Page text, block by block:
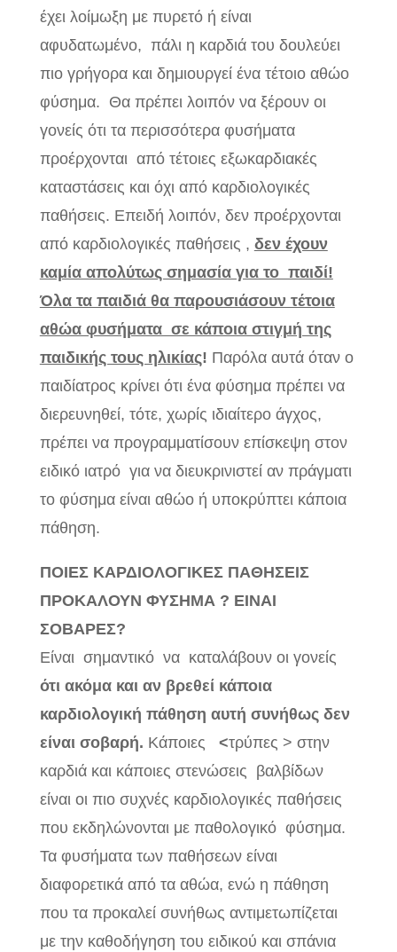
έχει λοίμωξη με πυρετό ή είναι
αφυδατωμένο, πάλι η καρδιά του δουλεύει
πιο γρήγορα και δημιουργεί ένα τέτοιο αθώο
φύσημα. Θα πρέπει λοιπόν να ξέρουν οι
γονείς ότι τα περισσότερα φυσήματα
προέρχονται από τέτοιες εξωκαρδιακές
καταστάσεις και όχι από καρδιολογικές
παθήσεις. Επειδή λοιπόν, δεν προέρχονται
από καρδιολογικές παθήσεις , δεν έχουν
καμία απολύτως σημασία για το παιδί!
Όλα τα παιδιά θα παρουσιάσουν τέτοια
αθώα φυσήματα σε κάποια στιγμή της
παιδικής τους ηλικίας! Παρόλα αυτά όταν ο
παιδίατρος κρίνει ότι ένα φύσημα πρέπει να
διερευνηθεί, τότε, χωρίς ιδιαίτερο άγχος,
πρέπει να προγραμματίσουν επίσκεψη στον
ειδικό ιατρό για να διευκρινιστεί αν πράγματι
το φύσημα είναι αθώο ή υποκρύπτει κάποια
πάθηση.
ΠΟΙΕΣ ΚΑΡΔΙΟΛΟΓΙΚΕΣ ΠΑΘΗΣΕΙΣ
ΠΡΟΚΑΛΟΥΝ ΦΥΣΗΜΑ ? ΕΙΝΑΙ
ΣΟΒΑΡΕΣ?
Είναι σημαντικό να καταλάβουν οι γονείς
ότι ακόμα και αν βρεθεί κάποια
καρδιολογική πάθηση αυτή συνήθως δεν
είναι σοβαρή. Κάποιες <τρύπες > στην
καρδιά και κάποιες στενώσεις βαλβίδων
είναι οι πιο συχνές καρδιολογικές παθήσεις
που εκδηλώνονται με παθολογικό φύσημα.
Τα φυσήματα των παθήσεων είναι
διαφορετικά από τα αθώα, ενώ η πάθηση
που τα προκαλεί συνήθως αντιμετωπίζεται
με την καθοδήγηση του ειδικού και σπάνια